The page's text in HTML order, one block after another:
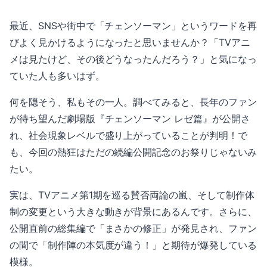
最近、SNSや街中で「チェンソーマン」というワードを再
びよく見かけるようになったと思いませんか？「TVアニ
メは見たけど、その後どうなったんだろう？」と気になっ
ていた人も多いはず。
何を隠そう、私もその一人。調べてみると、長年のファン
が待ち望んだ劇場版『チェンソーマン レゼ篇』が公開さ
れ、社会現象レベルで盛り上がっていることが判明！で
も、今回の熱狂はただの続編公開記念のお祭りじゃないみ
たい。
実は、TVアニメ第1期を巡る賛否両論の嵐、そして制作体
制の変更という大きな動きが背景にあるんです。さらに、
公開直前の総集編で「まさかの修正」が発見され、ファン
の間で「制作陣の本気度が違う！」と期待が爆発している
模様。